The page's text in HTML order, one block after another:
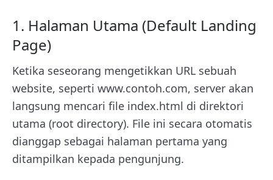
1. Halaman Utama (Default Landing
Page)
Ketika seseorang mengetikkan URL sebuah
website, seperti www.contoh.com, server akan
langsung mencari file index.html di direktori
utama (root directory). File ini secara otomatis
dianggap sebagai halaman pertama yang
ditampilkan kepada pengunjung.